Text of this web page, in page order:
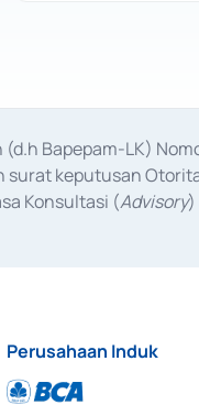
Bapepam-LK)
surat keputusan
Konsultasi (Advisory)
Perusahaan Induk